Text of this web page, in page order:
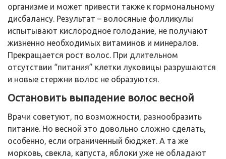
организме и может привести также к гормональному
дисбалансу. Результат – волосяные фолликулы
испытывают кислородное голодание, не получают
жизненно необходимых витаминов и минералов.
Прекращается рост волос. При длительном
отсутствии “питания” клетки луковицы разрушаются
и новые стержни волос не образуются.
Остановить выпадение волос весной
Врачи советуют, по возможности, разнообразить
питание. Но весной это довольно сложно сделать,
особенно, если ограниченный бюджет. А та же
морковь, свекла, капуста, яблоки уже не обладают